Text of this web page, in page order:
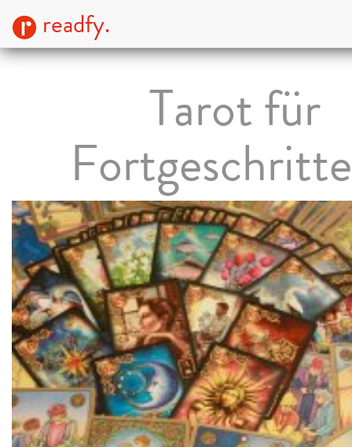
readfy.
Tarot für